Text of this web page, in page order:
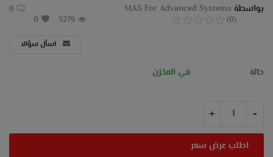
موقع
بواسطة MAS For Advanced Systems
0
(0)
0 5279
اسأل سؤالا
حالة في المخزن
-
+
اطلب عرض سعر